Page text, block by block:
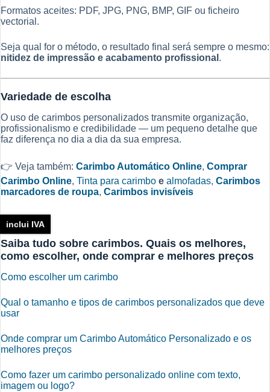
Formatos aceites: PDF, JPG, PNG, BMP, GIF ou ficheiro
vectorial.
Seja qual for o método, o resultado final será sempre o mesmo:
nitidez de impressão e acabamento profissional .
Variedade de escolha
O uso de carimbos personalizados transmite organização,
profissionalismo e credibilidade — um pequeno detalhe que
faz diferença no dia a dia da sua empresa.
👉 Veja também: Carimbo Automático Online, Comprar
Carimbo Online, Tinta para carimbo e almofadas, Carimbos
marcadores de roupa, Carimbos invisíveis
Saiba tudo sobre carimbos. Quais os melhores,
como escolher, onde comprar e melhores preços
Como escolher um carimbo
Qual o tamanho e tipos de carimbos personalizados que deve
usar
Onde comprar um Carimbo Automático Personalizado e os
melhores preços
Como fazer um carimbo personalizado online com texto,
imagem ou logo?
inclui IVA